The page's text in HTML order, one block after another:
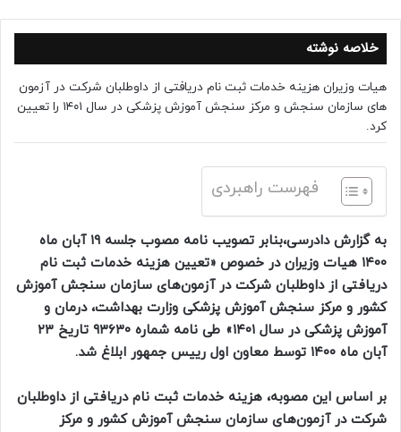
خلاصه نوشته
هیات وزیران هزینه خدمات ثبت نام دریافتی از داوطلبان شرکت در آزمون
های سازمان سنجش و مرکز سنجش آموزش پزشکی در سال ۱۴۰۱ را تعیین
کرد.
فهرست راهبردی
به گزارش دادرسی،بنابر تصویب نامه مصوب جلسه ۱۹ آبان ماه
۱۴۰۰ هیات وزیران در خصوص «تعیین هزینه خدمات ثبت نام
دریافتی از داوطلبان شرکت در آزمون‌های سازمان سنجش آموزش
کشور و مرکز سنجش آموزش پزشکی وزارت بهداشت، درمان و
آموزش پزشکی در سال ۱۴۰۱» طی نامه شماره ۹۳۶۳۰ تاریخ ۲۳
آبان ماه ۱۴۰۰ توسط معاون اول رییس جمهور ابلاغ شد.
بر اساس این مصوبه، هزینه خدمات ثبت نام دریافتی از داوطلبان
شرکت در آزمون‌های سازمان سنجش آموزش کشور و مرکز